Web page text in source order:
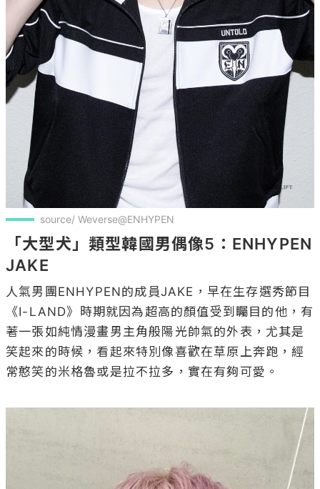
source/ Weverse@ENHYPEN
「大型犬」類型韓國男偶像5：ENHYPEN
JAKE
人氣男團ENHYPEN的成員JAKE，早在生存選秀節目
《I-LAND》時期就因為超高的顏值受到矚目的他，有
著一張如純情漫畫男主角般陽光帥氣的外表，尤其是
笑起來的時候，看起來特別像喜歡在草原上奔跑，經
常憨笑的米格魯或是拉不拉多，實在有夠可愛。